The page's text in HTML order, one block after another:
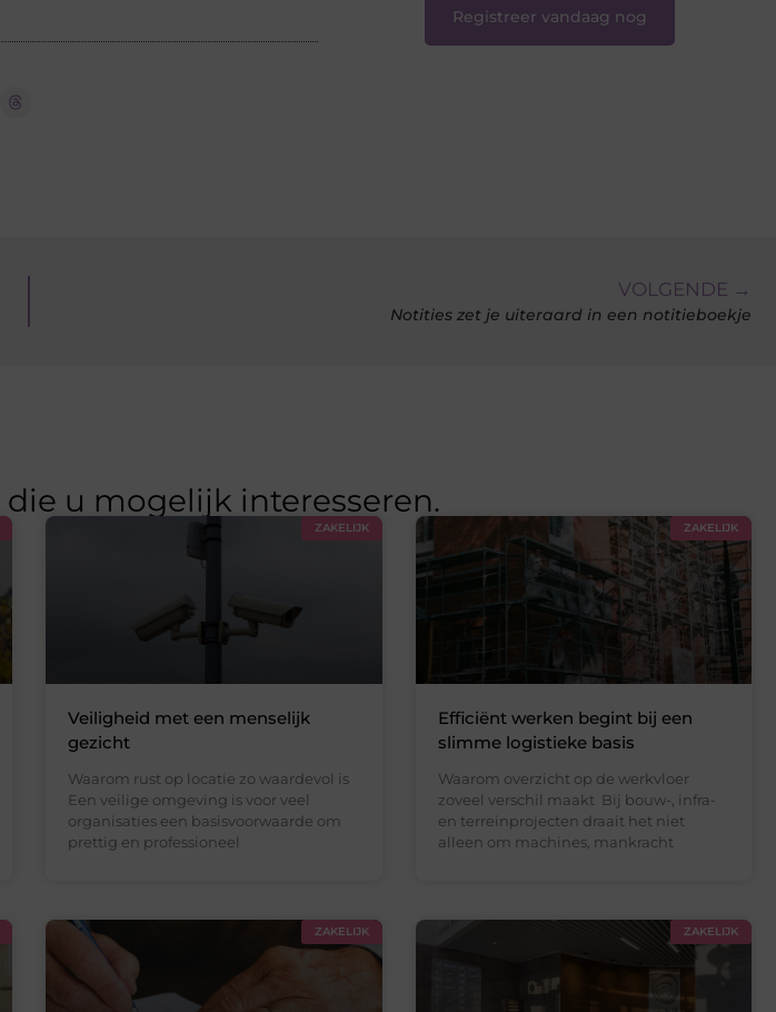
Registreer vandaag nog
VOLGENDE →
Notities zet je uiteraard in een notitieboekje
die u mogelijk interesseren.
ZAKELIJK
Veiligheid met een menselijk
gezicht
Waarom rust op locatie zo waardevol is
Een veilige omgeving is voor veel
organisaties een basisvoorwaarde om
prettig en professioneel
ZAKELIJK
Efficiënt werken begint bij een
slimme logistieke basis
Waarom overzicht op de werkvloer
zoveel verschil maakt Bij bouw-, infra-
en terreinprojecten draait het niet
alleen om machines, mankracht
ZAKELIJK ZAKELIJK